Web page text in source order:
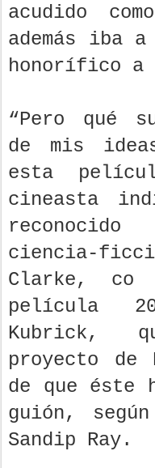
acudido
además iba
honorífico a
“Pero qué
de mis
esta
cineasta
ciencia-
Clarke, co
película
Kubrick,
proyecto de
de que éste
guión,
Sandip Ray.